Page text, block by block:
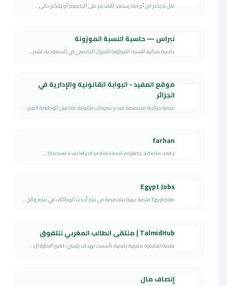
هل لديكم ابن أو ابنة يستعد للتقديم على الجامعة أو يقدّم حالي...
نبراس — حاسبة النسبة الموزونة
حاسبة مجانية للنسبة الموزونة للقبول الجامعي في السعودية، تشم...
موقع المفيد - البوابة القانونية والإدارية في
الجزائر
منصة جزائرية متخصصة تقدم شروحات قانونية، تفاصيل الوظيفة العم...
farhan
Discover a variety of professional projects, articles, and p...
Egypt Jobs
Egypt Jobs منصة عربية متخصصة في نشر أحدث الوظائف في مصر والخ...
TalmidHub | ملتقى الطالب المغربي للتفوق
منصة تعليمية مغربية رقمية، تأسست بهدف رئيسي: تغيير النظرة ال...
إنصاف مال